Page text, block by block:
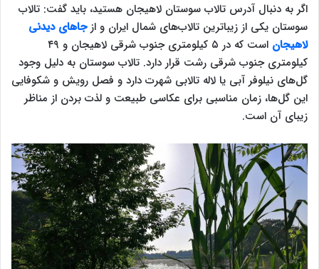
اگر به دنبال آدرس تالاب سوستان لاهیجان هستید، باید گفت: تالاب
سوستان یکی از زیباترین تالاب‌های شمال ایران و ازجاهای دیدنی
لاهیجان
است که در ۵ کیلومتری جنوب شرقی لاهیجان و ۴۹
کیلومتری جنوب شرقی رشت قرار دارد. تالاب سوستان به دلیل وجود
گل‌های نیلوفر آبی یا لاله تالابی شهرت دارد و فصل رویش و شکوفایی
این گل‌ها، زمان مناسبی برای عکاسی طبیعت و لذت بردن از مناظر
زیبای آن است.